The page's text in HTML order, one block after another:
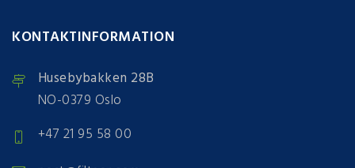
KONTAKTINFORMATION
Husebybakken 28B
NO-0379 Oslo
+47 21 95 58 00